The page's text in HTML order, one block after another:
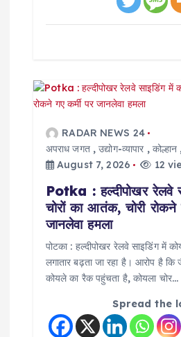
RADAR NEWS 24
अपराध जगत,उद्योग-व्यापार , कोल्हान
August 7, 2026
12
Potka : हल्दीपोखर रेलवे
चोरों का आतंक, चोरी रोकने
जानलेवा हमला
पोटका : हल्दीपोखर रेलवे साइडिंग में
लगातार बढ़ता जा रहा है। आरोप है
कोयले का रैक पहुंचता है, कोयला चोर…
Spread the